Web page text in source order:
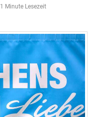
1 Minute Lesezeit